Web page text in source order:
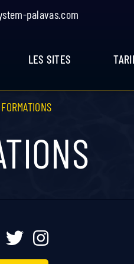
palavas.com
LES SITES
FORMATIONS